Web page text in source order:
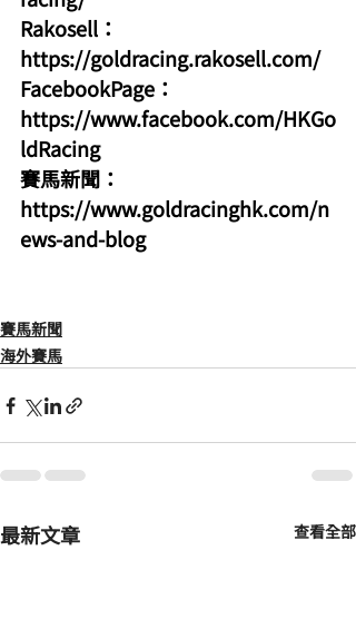
Rakosell：
https://goldracing.rakosell.com/
FacebookPage：
https://www.facebook.com/HKGo
ldRacing
賽馬新聞：
https://www.goldracinghk.com/n
ews-and-blog
賽馬新聞
海外賽馬
最新文章 查看全部